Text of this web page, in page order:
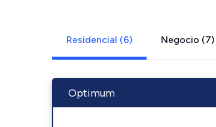
Residencial (6) Negocio (7)
Optimum